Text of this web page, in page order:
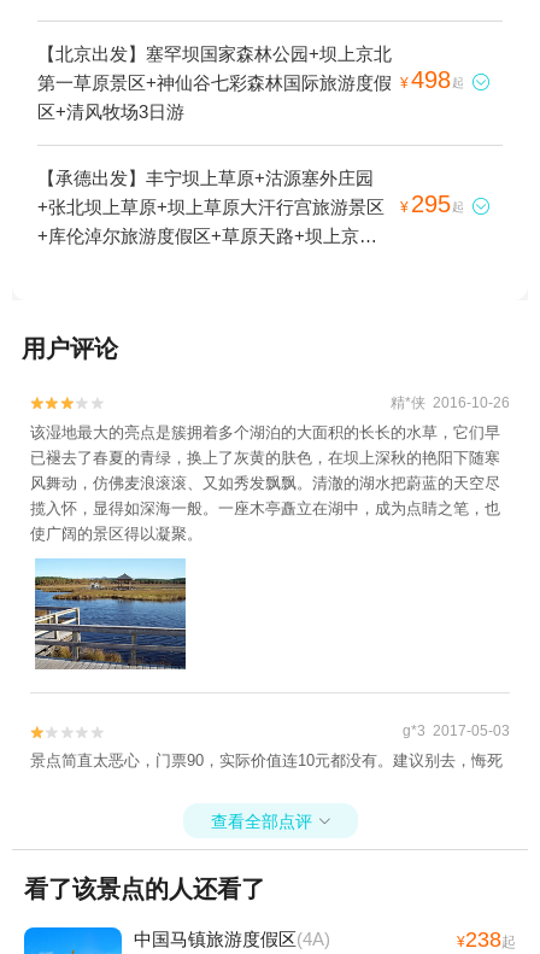
【北京出发】塞罕坝国家森林公园+坝上京北
第一草原景区+神仙谷七彩森林国际旅游度假
区+清风牧场3日游
¥498起 
【承德出发】丰宁坝上草原+沽源塞外庄园
+张北坝上草原+坝上草原大汗行宫旅游景区
+库伦淖尔旅游度假区+草原天路+坝上京北
日游
¥ 295起 
用户评论

 精*侠 2016-10-26
该湿地最大的亮点是簇拥着多个湖泊的大面积的长长的水草，它们早
已褪去了春夏的青绿，换上了灰黄的肤色，在坝上深秋的艳阳下随寒
风舞动，仿佛麦浪滚滚、又如秀发飘飘。清澈的湖水把蔚蓝的天空尽
揽入怀，显得如深海一般。一座木亭矗立在湖中，成为点睛之笔，也
使广阔的景区得以凝聚。

 g*3 2017-05-03
景点简直太恶心，门票90，实际价值连10元都没有。建议别去，悔死
查看全部点评 
看了该景点的人还看了
中国马镇旅游度假区(4A) ¥238起